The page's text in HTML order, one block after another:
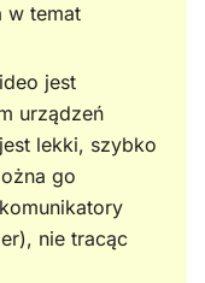
w temat
jest
urządzeń
lekki, szybko
go
nie tracąc